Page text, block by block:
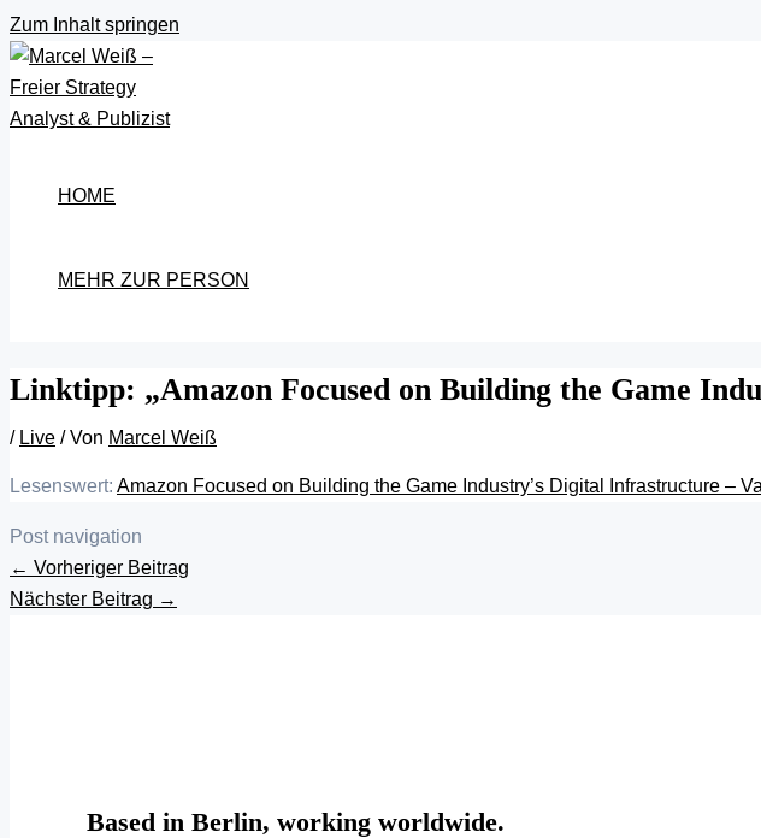
Zum Inhalt springen
HOME
MEHR ZUR PERSON
Linktipp: „Amazon Focused on Building the Game
/ Live / Von Marcel Weiß
Lesenswert: Amazon Focused on Building the Game Industry’s Digital Infrastructure –
Post navigation
← Vorheriger Beitrag
Nächster Beitrag →
Based in Berlin, working worldwide.